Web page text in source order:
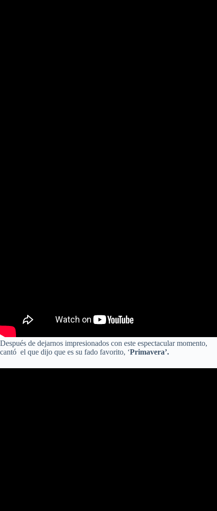
Después de dejarnos impresionados con este espectacular momento,
cantó el que dijo que es su fado favorito, ‘Primavera’.